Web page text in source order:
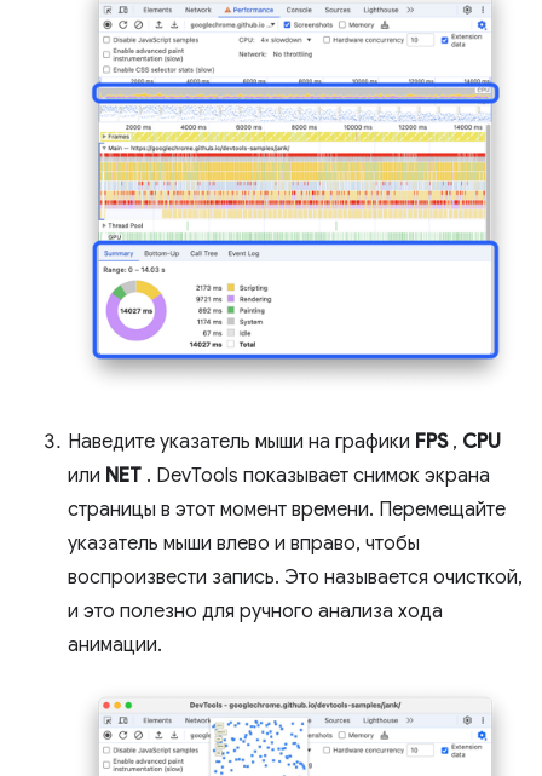
Наведите указатель мыши на графики FPS, CPU
или NET . DevTools показывает снимок экрана
страницы в этот момент времени. Перемещайте
указатель мыши влево и вправо, чтобы
воспроизвести запись. Это называется очисткой,
и это полезно для ручного анализа хода
анимации.